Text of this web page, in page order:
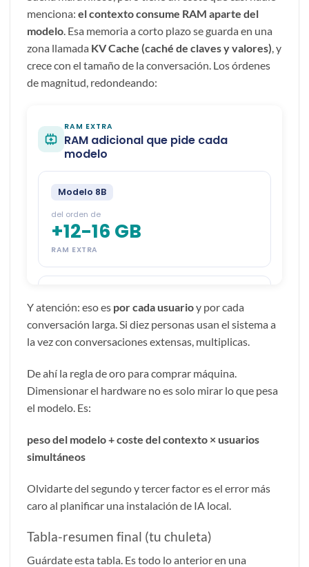
menciona: el contexto consume RAM aparte del
modelo. Esa memoria a corto plazo se guarda en una
zona llamada KV Cache (caché de claves y valores), y
crece con el tamaño de la conversación. Los órdenes
de magnitud, redondeando:
Y atención: eso es por cada usuarioy por cada
conversación larga. Si diez personas usan el sistema a
la vez con conversaciones extensas, multiplicas.
De ahí la regla de oro para comprar máquina.
Dimensionar el hardware no es solo mirar lo que pesa
el modelo. Es:
peso del modelo + coste del contexto × usuarios
simultáneos
Olvidarte del segundo y tercer factor es el error más
caro al planificar una instalación de IA local.
Tabla-resumen final (tu chuleta)
Guárdate esta tabla. Es todo lo anterior en una